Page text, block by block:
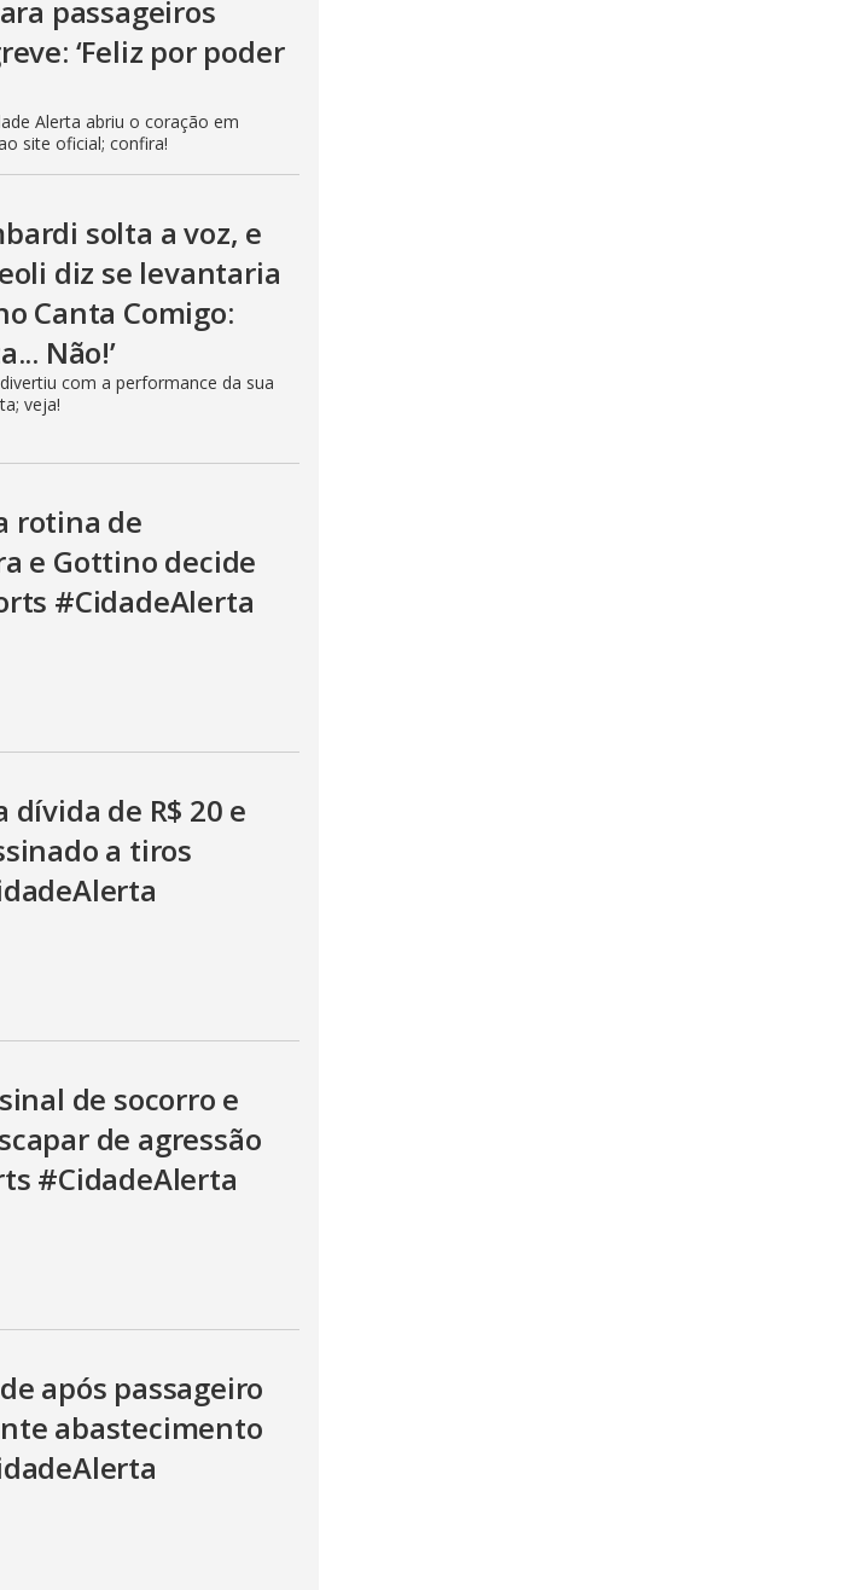
passageiros
‘Feliz por poder
Alerta abriu o coração em
site oficial; confira!
solta a voz, e
diz se levantaria
Canta Comigo:
Não!’
com a performance da sua
veja!
rotina de
e Gottino decide
#CidadeAlerta
dívida de R$ 20 e
a tiros
de socorro e
de agressão
#CidadeAlerta
após passageiro
abastecimento